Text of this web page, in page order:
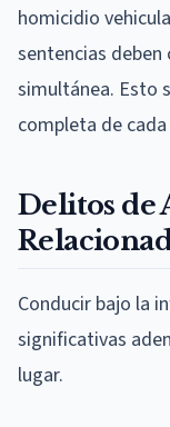
homicidio
sentencias
simultánea. Esto
completa de
Delitos de
Conducir bajo la
significativas
lugar.